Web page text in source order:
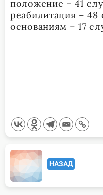
положение – 41
реабилитация – 48
основаниям – 17
<span
class="nav-
subtitle
НАЗАД